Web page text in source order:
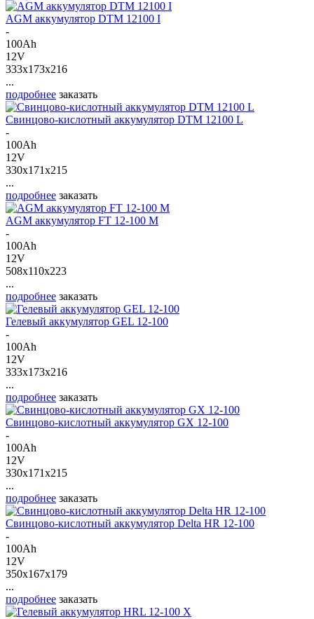
AGM аккумулятор DTM 12100 I
-
100Ah
12V
333x173x216
...
подробнее заказать
Свинцово-кислотный аккумулятор DTM 12100 L
-
100Ah
12V
330x171x215
...
подробнее заказать
AGM аккумулятор FT 12-100 M
-
100Ah
12V
508x110x223
...
подробнее заказать
Гелевый аккумулятор GEL 12-100
-
100Ah
12V
333x173x216
...
подробнее заказать
Свинцово-кислотный аккумулятор GX 12-100
-
100Ah
12V
330x171x215
...
подробнее заказать
Свинцово-кислотный аккумулятор Delta HR 12-100
-
100Ah
12V
350x167x179
...
подробнее заказать